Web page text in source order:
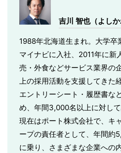
吉川 智也（よしか
1988年北海道生まれ。大学卒
マイナビに入社、2011年に新
売・外食などサービス業界の
上の採用活動を支援してきた
エントリーシート・履歴書な
め、年間3,000名以上に対して
現在はポート株式会社で、キ
ープの責任者として、年間約
に乗り、さまざまな企業への